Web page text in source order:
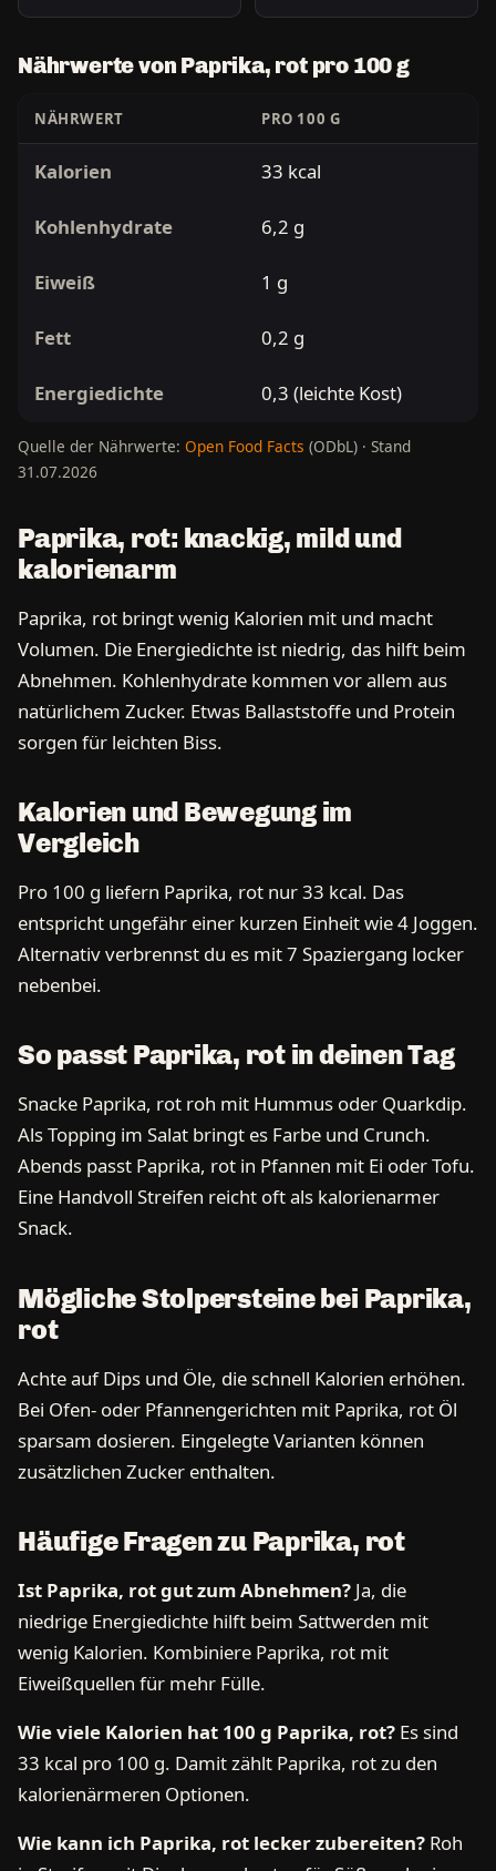
Nährwerte von Paprika, rot pro 100 g
NÄHRWERT PRO 100 G
Kalorien 33 kcal
Kohlenhydrate 6,2 g
Eiweiß 1 g
Fett 0,2 g
Energiedichte 0,3 (leichte Kost)
Quelle der Nährwerte: Open Food Facts (ODbL) · Stand
31.07.2026
Paprika, rot: knackig, mild und
kalorienarm
Paprika, rot bringt wenig Kalorien mit und macht
Volumen. Die Energiedichte ist niedrig, das hilft beim
Abnehmen. Kohlenhydrate kommen vor allem aus
natürlichem Zucker. Etwas Ballaststoffe und Protein
sorgen für leichten Biss.
Kalorien und Bewegung im
Vergleich
Pro 100 g liefern Paprika, rot nur 33 kcal. Das
entspricht ungefähr einer kurzen Einheit wie 4 Joggen.
Alternativ verbrennst du es mit 7 Spaziergang locker
nebenbei.
So passt Paprika, rot in deinen Tag
Snacke Paprika, rot roh mit Hummus oder Quarkdip.
Als Topping im Salat bringt es Farbe und Crunch.
Abends passt Paprika, rot in Pfannen mit Ei oder Tofu.
Eine Handvoll Streifen reicht oft als kalorienarmer
Snack.
Mögliche Stolpersteine bei Paprika,
rot
Achte auf Dips und Öle, die schnell Kalorien erhöhen.
Bei Ofen- oder Pfannengerichten mit Paprika, rot Öl
sparsam dosieren. Eingelegte Varianten können
zusätzlichen Zucker enthalten.
Häufige Fragen zu Paprika, rot
Ist Paprika, rot gut zum Abnehmen? Ja, die
niedrige Energiedichte hilft beim Sattwerden mit
wenig Kalorien. Kombiniere Paprika, rot mit
Eiweißquellen für mehr Fülle.
Wie viele Kalorien hat 100 g Paprika, rot? Es sind
33 kcal pro 100 g. Damit zählt Paprika, rot zu den
kalorienärmeren Optionen.
Wie kann ich Paprika, rot lecker zubereiten? Roh